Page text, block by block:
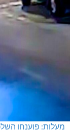
מעלות: פוענחו